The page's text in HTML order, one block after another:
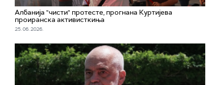
Албанија "чисти" протесте, прогнана Куртијева
проиранска активисткиња
25. 06. 2026.